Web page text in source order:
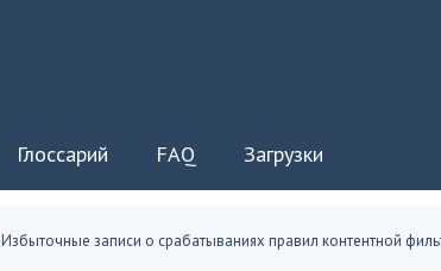
Глоссарий FAQ Загрузки
Избыточные записи о срабатываниях правил контентной